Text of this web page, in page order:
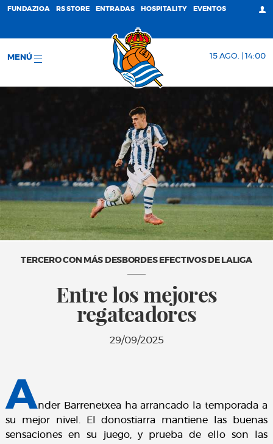
FUNDAZIOA RS STORE ENTRADAS HOSPITALITY EVENTOS
MENÚ 15 AGO. | 14:00
TERCERO CON MÁS DESBORDES EFECTIVOS DE LALIGA
Entre los mejores
regateadores
29/09/2025
Ander Barrenetxea ha arrancado la temporada a
su mejor nivel. El donostiarra mantiene las buenas
sensaciones en su juego, y prueba de ello son las